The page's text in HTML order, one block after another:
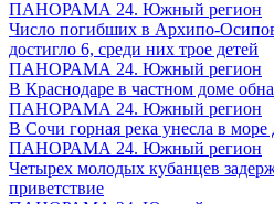
ПАНОРАМА 24. Южный регион
Число погибших в Архипо-
достигло 6, среди них трое детей
ПАНОРАМА 24. Южный регион
В Краснодаре в частном доме
ПАНОРАМА 24. Южный регион
В Сочи горная река унесла в
ПАНОРАМА 24. Южный регион
Четырех молодых кубанцев
приветствие